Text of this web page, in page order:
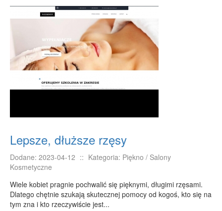
Maszyny
Przemysł Metalowy
PRZEWÓZ
Transport
Salony, Komisy
POPULARYZACJA
Agencje Reklamowe
Materiały Reklamowe
Inne Agencje
Lepsze, dłuższe rzęsy
Dodane: 2023-04-12 :: Kategoria: Piękno / Salony
Kosmetyczne
Wiele kobiet pragnie pochwalić się pięknymi, długimi rzęsami.
Dlatego chętnie szukają skutecznej pomocy od kogoś, kto się na
tym zna i kto rzeczywiście jest...